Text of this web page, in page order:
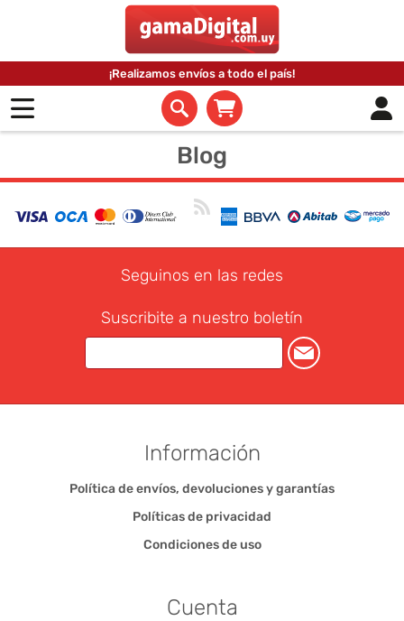
¡Realizamos envíos a todo el país!
Blog
Seguinos en las redes
Suscribite a nuestro boletín
Información
Política de envíos, devoluciones y garantías
Políticas de privacidad
Condiciones de uso
Cuenta